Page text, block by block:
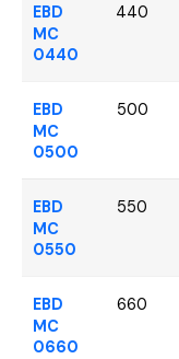
EBD
MC
0440
440
EBD
MC
0500
500
EBD
MC
0550
550
EBD
MC
0660
660